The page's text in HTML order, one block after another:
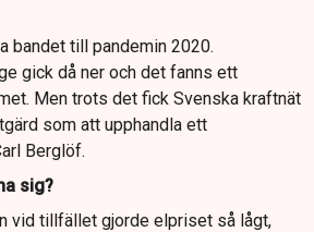
bandet till pandemin 2020.
gick då ner och det fanns ett
Men trots det fick Svenska kraftnät
som att upphandla ett
Berglöf.
sig?
vid tillfället gjorde elpriset så lågt,